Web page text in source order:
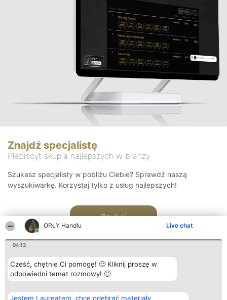
ORŁY Handlu Live chat
04:13
Cześć, chętnie Ci pomogę! 🙂 Kliknij proszę w
odpowiedni temat rozmowy! 🙂
Jestem Laureatem, chcę odebrać materiały
Znajdź specjalistę
Plebiscyt skupia najlepszych w branży
Szukasz specjalisty w pobliżu Ciebie? Sprawdź naszą
wyszukiwarkę. Korzystaj tylko z usług najlepszych!
Szukaj
Organizator plebiscytu
Bright Side Solutions sp. z o.
Plebiscyt
Laureaci
Kontakt
Kontakt